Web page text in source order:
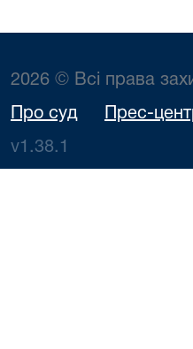
2026 © Всі права
Про суд Прес-
v1.38.1